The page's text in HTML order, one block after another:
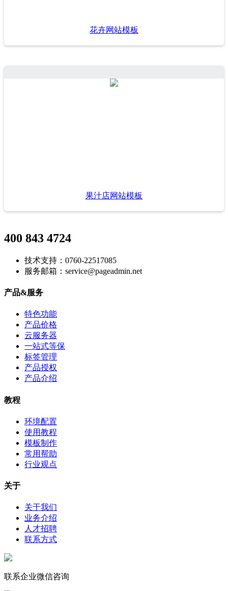
花卉网站模板
果汁店网站模板
400 843 4724
技术支持：0760-22517085
服务邮箱：service@pageadmin.net
产品&服务
特色功能
产品价格
云服务器
一站式等保
标签管理
产品授权
产品介绍
教程
环境配置
使用教程
模板制作
常用帮助
行业观点
关于
关于我们
业务介绍
人才招聘
联系方式
联系企业微信咨询